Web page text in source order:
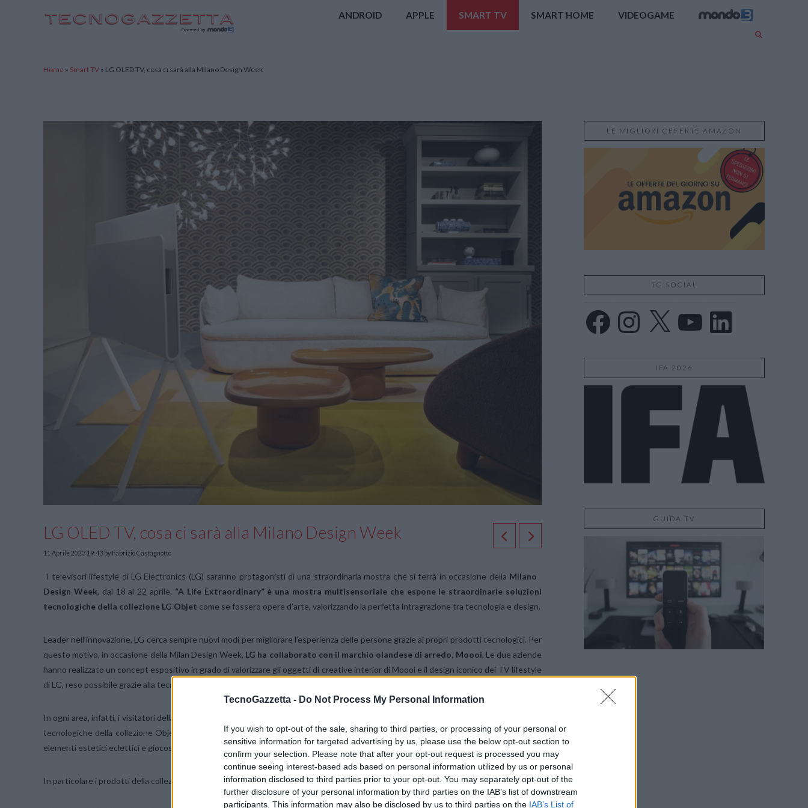
TecnoGazzetta - Do Not Process My Personal Information
If you wish to opt-out of the sale, sharing to third parties, or processing of your personal or
sensitive information for targeted advertising by us, please use the below opt-out section to
confirm your selection. Please note that after your opt-out request is processed you may
continue seeing interest-based ads based on personal information utilized by us or personal
information disclosed to third parties prior to your opt-out. You may separately opt-out of the
further disclosure of your personal information by third parties on the IAB’s list of downstream
participants. This information may also be disclosed by us to third parties on the IAB’s List of
ANDROID APPLE SMART TV SMART HOME VIDEOGAME
Home » Smart TV » LG OLED TV, cosa ci sarà alla Milano Design Week
LG OLED TV, cosa ci sarà alla Milano Design Week
11 Aprile 2023 19:43 by Fabrizio Castagnotto
I televisori lifestyle di LG Electronics (LG) saranno protagonisti di una straordinaria mostra che si terrà in occasione della Milano
Design Week, dal 18 al 22 aprile. “A Life Extraordinary” è una mostra multisensoriale che espone le straordinarie soluzioni
tecnologiche della collezione LG Objet come se fossero opere d’arte, valorizzando la perfetta intragrazione tra tecnologia e design.
Leader nell’innovazione, LG cerca sempre nuovi modi per migliorare l’esperienza delle persone grazie ai propri prodotti tecnologici. Per
questo motivo, in occasione della Milan Design Week, LG ha collaborato con il marchio olandese di arredo, Moooi. Le due aziende
hanno realizzato un concept espositivo in grado di valorizzare gli oggetti di creative interior di Moooi e il design iconico dei TV lifestyle
di LG, reso possibile grazie alla tecnologia OLED, realizzando diverse aree espositive tematiche.
In ogni area, infatti, i visitatori della mostra “A Life Extraordinary” potranno godere di alcune esclusive creazioni artistiche: le soluzioni
tecnologiche della collezione Objet saranno infatti decorate con delle stampe decorative di Moooi, come sempre caratterizzate da
elementi estetici eclettici e giocosi.
In particolare i prodotti della collezione Objet in esposizione includono i TV LG OLED e gli speaker XBOOM 360.
LE MIGLIORI OFFERTE AMAZON
TG SOCIAL
Facebook Instagram YouTube LinkedIn
IFA 2026
GUIDA TV